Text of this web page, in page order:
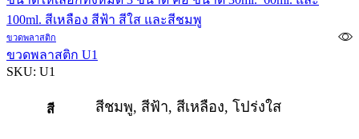
ขวดพลาสติก
ขวดพลาสติก U1
SKU: U1
สี สีชมพู, สีฟ้า, สีเหลือง, โปร่งใส